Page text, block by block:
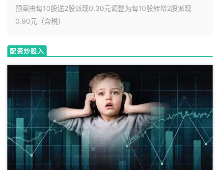
预案由每10股送2股派现0.30元调整为每10股转增2股派现
0.90元（含税）
配资炒股入